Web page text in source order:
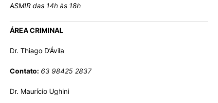
ASMIR das 14h às 18h
ÁREA CRIMINAL
Dr. Thiago D’Ávila
Contato: 63 98425 2837
Dr. Maurício Ughini